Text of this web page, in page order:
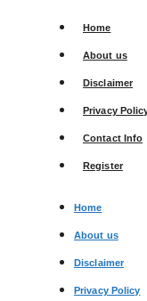
Home
About us
Disclaimer
Privacy
Contact Info
Register
Home
About us
Disclaimer
Privacy Policy